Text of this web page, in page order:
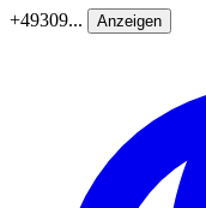
+49309... Anzeigen